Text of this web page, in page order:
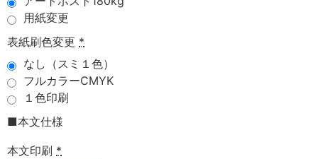
用紙変更
表紙刷色変更 *
なし（スミ１色）
フルカラーCMYK
１色印刷
■本文仕様
本文印刷 *